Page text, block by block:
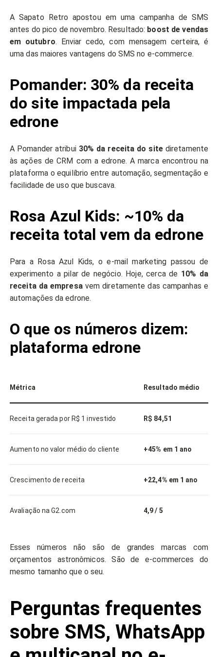
A Sapato Retro apostou em uma campanha de SMS
antes do pico de novembro. Resultado: boost de vendas
em outubro. Enviar cedo, com mensagem certeira, é
uma das maiores vantagens do SMS no e-commerce.
Pomander: 30% da receita
do site impactada pela
edrone
A Pomander atribui 30% da receita do sitediretamente
às ações de CRM com a edrone. A marca encontrou na
plataforma o equilíbrio entre automação, segmentação e
facilidade de uso que buscava.
Rosa Azul Kids: ~10% da
receita total vem da edrone
Para a Rosa Azul Kids, o e-mail marketing passou de
experimento a pilar de negócio. Hoje, cerca de 10% da
receita da empresavem diretamente das campanhas e
automações da edrone.
O que os números dizem:
plataforma edrone
Métrica Resultado médio
Receita gerada por R$ 1 investido R$ 84,51
Aumento no valor médio do cliente +45% em 1 ano
Crescimento de receita +22,4% em 1 ano
Avaliação na G2.com 4,9 / 5
Esses números não são de grandes marcas com
orçamentos astronômicos. São de e-commerces do
mesmo tamanho que o seu.
Perguntas frequentes
sobre SMS, WhatsApp